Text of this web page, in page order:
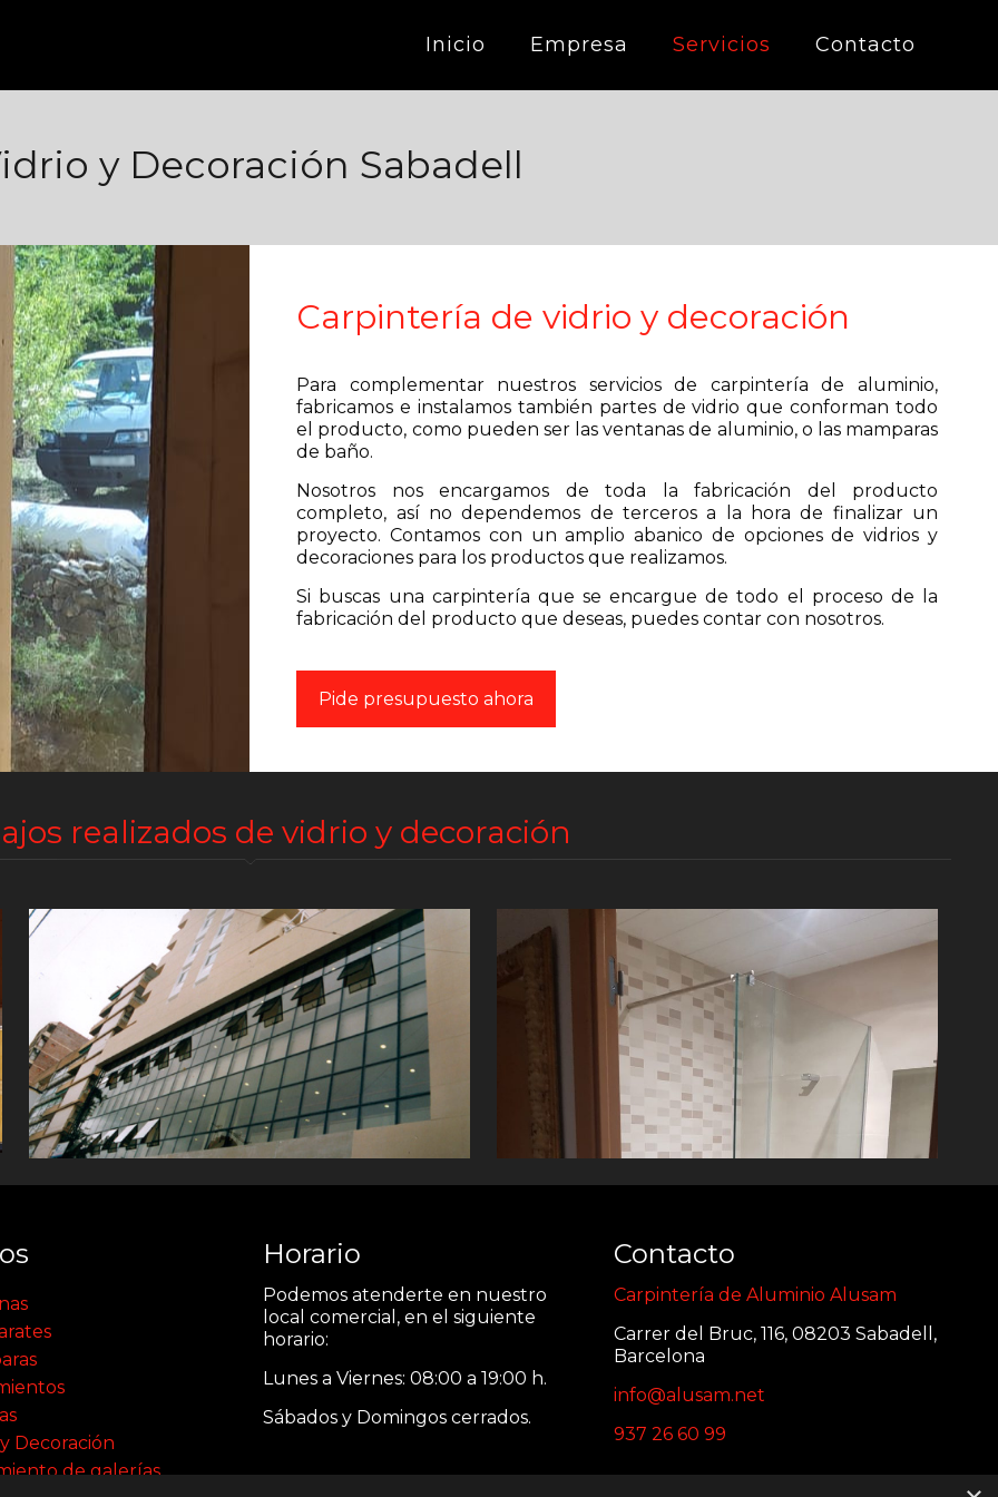
Inicio Empresa Servicios Contacto
y Decoración Sabadell
Carpintería de vidrio y decoración
Para complementar nuestros servicios de carpintería de aluminio,
fabricamos e instalamos también partes de vidrio que conforman todo
el producto, como pueden ser las ventanas de aluminio, o las mamparas
de baño.
Nosotros nos encargamos de toda la fabricación del producto
completo, así no dependemos de terceros a la hora de finalizar un
proyecto. Contamos con un amplio abanico de opciones de vidrios y
decoraciones para los productos que realizamos.
Si buscas una carpintería que se encargue de todo el proceso de la
fabricación del producto que deseas, puedes contar con nosotros.
Pide presupuesto ahora
realizados de vidrio y decoración
Decoración
de galerías
Horario
Podemos atenderte en nuestro
local comercial, en el siguiente
horario:
Lunes a Viernes: 08:00 a 19:00 h.
Sábados y Domingos cerrados.
Contacto
Carpintería de Aluminio Alusam
Carrer del Bruc, 116, 08203 Sabadell,
Barcelona
info@alusam.net
937 26 60 99